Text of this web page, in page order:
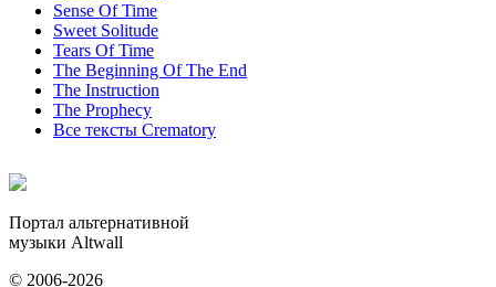
Sense Of Time
Sweet Solitude
Tears Of Time
The Beginning Of The End
The Instruction
The Prophecy
Все тексты Crematory
Портал альтернативной
музыки Altwall
© 2006-2026